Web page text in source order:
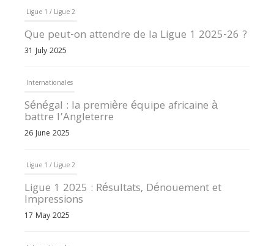
Ligue 1 / Ligue 2
Que peut-on attendre de la Ligue 1 2025-26 ?
31 July 2025
Internationales
Sénégal : la première équipe africaine à
battre l’Angleterre
26 June 2025
Ligue 1 / Ligue 2
Ligue 1 2025 : Résultats, Dénouement et
Impressions
17 May 2025